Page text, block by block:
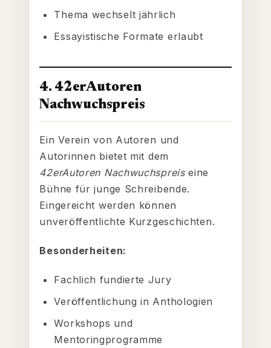
Thema wechselt jährlich
Essayistische Formate erlaubt
4. 42erAutoren
Nachwuchspreis
Ein Verein von Autoren und
Autorinnen bietet mit dem
42erAutoren Nachwuchspreiseine
Bühne für junge Schreibende.
Eingereicht werden können
unveröffentlichte Kurzgeschichten.
Besonderheiten:
Fachlich fundierte Jury
Veröffentlichung in Anthologien
Workshops und
Mentoringprogramme